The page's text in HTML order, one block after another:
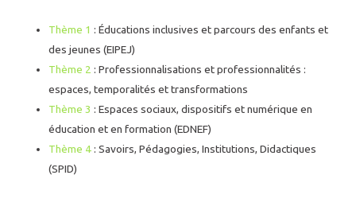
Thème 1 : Éducations inclusives et parcours des enfants et
des jeunes (EIPEJ)
Thème 2 : Professionnalisations et professionnalités :
espaces, temporalités et transformations
Thème 3 : Espaces sociaux, dispositifs et numérique en
éducation et en formation (EDNEF)
Thème 4: Savoirs, Pédagogies, Institutions, Didactiques
(SPID)